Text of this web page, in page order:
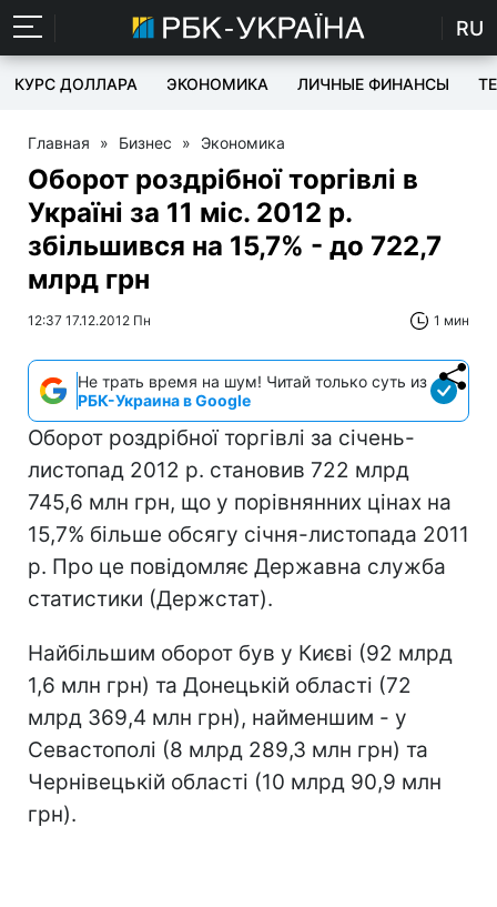
RU
КУРС ДОЛЛАРА ЭКОНОМИКА ЛИЧНЫЕ ФИНАНСЫ
Главная » Бизнес » Экономика
Оборот роздрібної торгівлі в
Україні за 11 міс. 2012 р.
збільшився на 15,7% - до 722,7
млрд грн
12:37 17.12.2012 Пн 1 мин
Не трать время на шум! Читай только суть из
РБК-Украина в Google
Оборот роздрібної торгівлі за січень-
листопад 2012 р. становив 722 млрд
745,6 млн грн, що у порівнянних цінах на
15,7% більше обсягу січня-листопада 2011
р. Про це повідомляє Державна служба
статистики (Держстат).
Найбільшим оборот був у Києві (92 млрд
1,6 млн грн) та Донецькій області (72
млрд 369,4 млн грн), найменшим - у
Севастополі (8 млрд 289,3 млн грн) та
Чернівецькій області (10 млрд 90,9 млн
грн).